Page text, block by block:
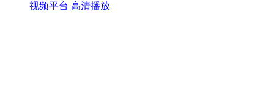
视频平台 高清播放